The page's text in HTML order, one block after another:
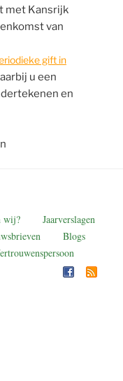
met Kansrijk
van
gift in
u een
en
wij?
Jaarverslagen
Blogs